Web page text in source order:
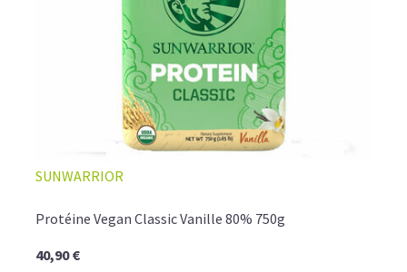
SUNWARRIOR
Protéine Vegan Classic Vanille 80% 750g
40,90 €